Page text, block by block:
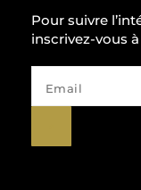
Pour suivre
inscrivez-vous